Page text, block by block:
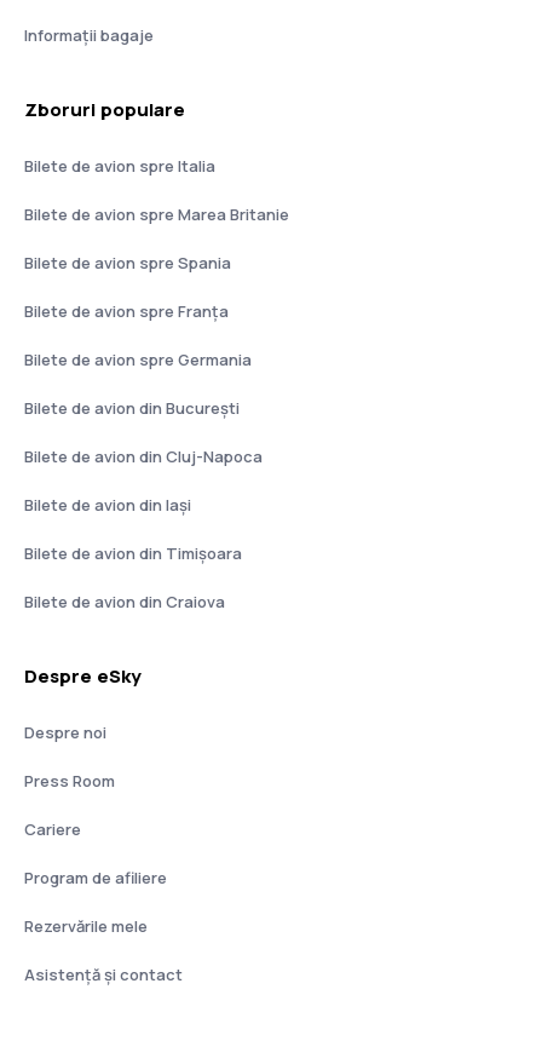
Informații bagaje
Zboruri populare
Bilete de avion spre Italia
Bilete de avion spre Marea Britanie
Bilete de avion spre Spania
Bilete de avion spre Franţa
Bilete de avion spre Germania
Bilete de avion din București
Bilete de avion din Cluj-Napoca
Bilete de avion din Iași
Bilete de avion din Timișoara
Bilete de avion din Craiova
Despre eSky
Despre noi
Press Room
Cariere
Program de afiliere
Rezervările mele
Asistenţă şi contact